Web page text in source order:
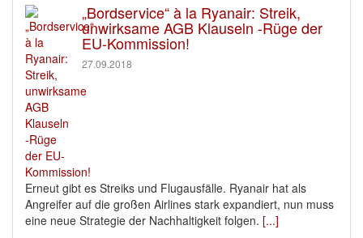
„Bordservice“ à la Ryanair: Streik,
unwirksame AGB Klauseln -Rüge der
EU-Kommission!
27.09.2018
Erneut gibt es Streiks und Flugausfälle. Ryanair hat als
Angreifer auf die großen Airlines stark expandiert, nun muss
eine neue Strategie der Nachhaltigkeit folgen. [...]